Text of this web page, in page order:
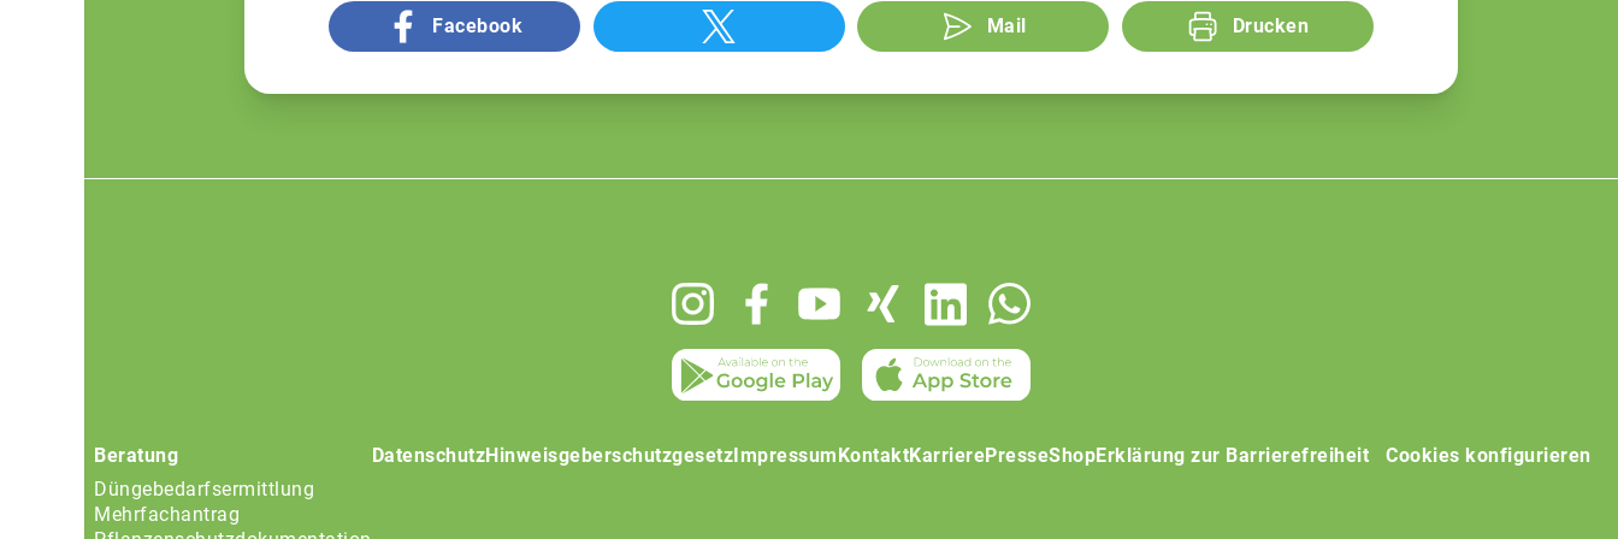
Facebook Mail Drucken
Beratung
Düngebedarfsermittlung
Mehrfachantrag
DatenschutzHinweisgeberschutzgesetzImpressumKontaktKarrierePresseShopErklärung zur Barrierefreiheit Cookies konfigurieren